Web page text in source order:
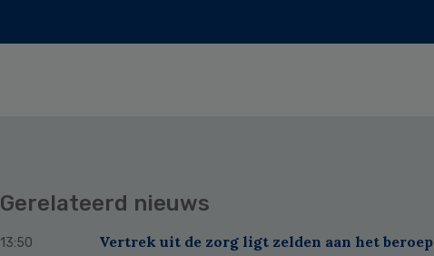
Gerelateerd nieuws
13:50 Vertrek uit de zorg ligt zelden aan het beroep